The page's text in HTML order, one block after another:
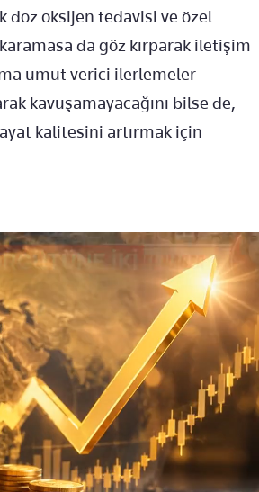
doz oksijen tedavisi ve özel
da göz kırparak iletişim
umut verici ilerlemeler
kavuşamayacağını bilse de,
kalitesini artırmak için